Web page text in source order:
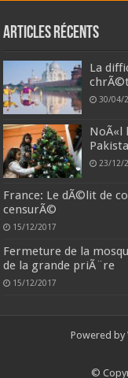
Articles récents
La
30/04/
NoÃ«l
23/12/
France: Le dÃ©lit de
censurÃ©
15/12/2017
Fermeture de la
de la grande priÃ¨re
15/12/2017
Powered by
©